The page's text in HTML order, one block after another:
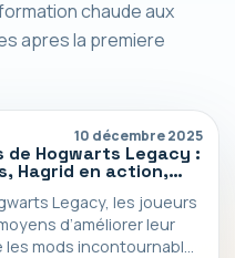
chaude aux
apres la premiere
10 décembre 2025
Hogwarts Legacy :
Hagrid en action,
Legacy, les joueurs
d’améliorer leur
mods incontournables